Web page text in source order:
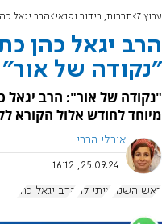
ערוץ 7 תרבות, בידור ופנאי הרב יגאל
הרב יגאל כהן
"נקודה של אור"
"נקודה של אור": הרב יגאל
מיוחד לחודש אלול הקורא
אורלי הררי
25.09.24, 16:12
ראש השנה איתי לוי הרב יגאל כהן